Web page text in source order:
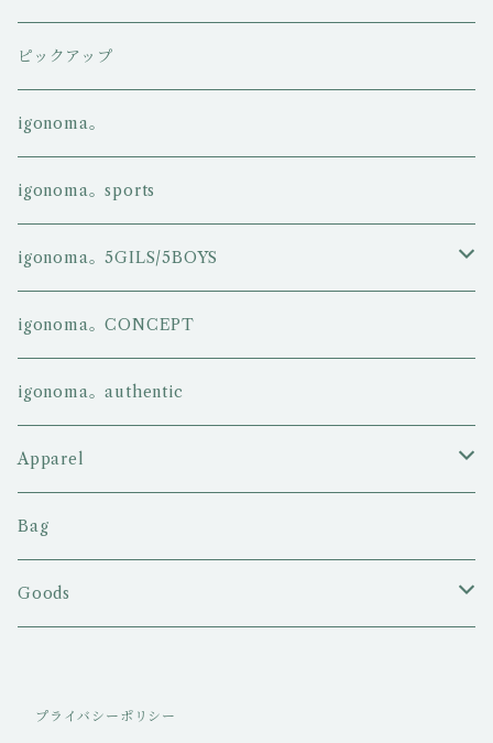
ピックアップ
igonoma。
igonoma。sports
igonoma。5GILS/5BOYS
5GIRLS
5BOYS
igonoma。CONCEPT
igonoma。authentic
Apparel
Tシャツ
ロングスリーブTシャツ
パーカー・スエット
Bag
Goods
プライバシーポリシー